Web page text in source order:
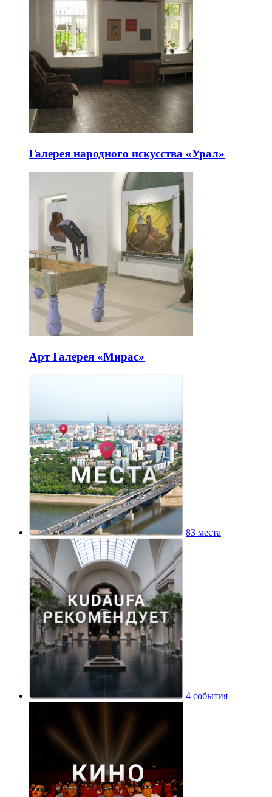
Галерея народного искусства «Урал»
Арт Галерея «Мирас»
83 места
4 события